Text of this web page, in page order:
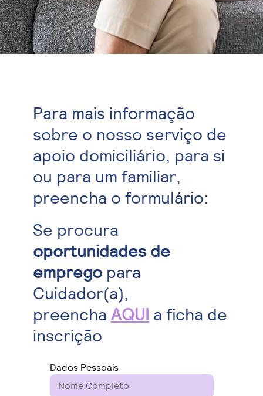
Para mais informação
sobre o nosso serviço de
apoio domiciliário, para si
ou para um familiar,
preencha o formulário:
Se procura
oportunidades de
empregopara
Cuidador(a),
preencha AQUI a ficha de
inscrição
Dados Pessoais